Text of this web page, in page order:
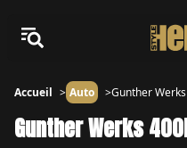
Accueil Auto Gunther
Gunther Werks